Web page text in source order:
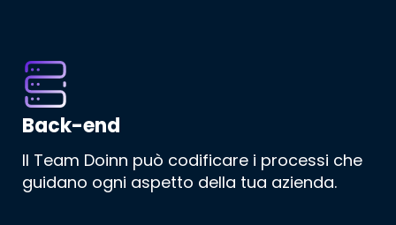
Back-end
Il Team Doinn può codificare i processi che
guidano ogni aspetto della tua azienda.